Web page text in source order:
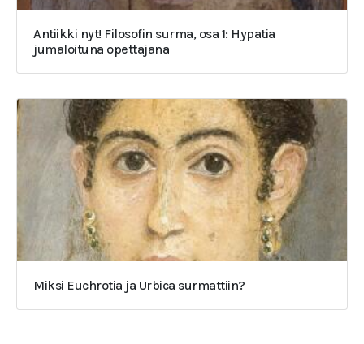
Antiikki nyt! Filosofin surma, osa 1: Hypatia
jumaloituna opettajana
Miksi Euchrotia ja Urbica surmattiin?